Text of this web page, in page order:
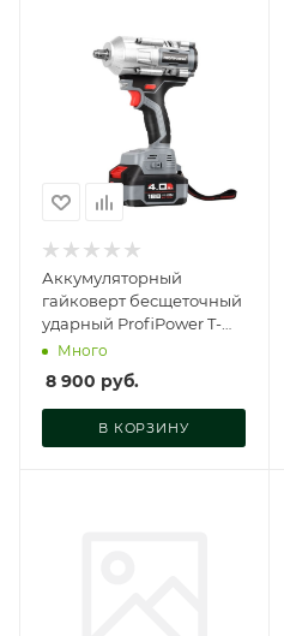
Аккумуляторный
гайковерт бесщеточный
ударный ProfiPower T-
900N (Li-ion-1шт, 4.0Ач,
900Нм, удар, E0186
Много
8 900 руб.
В КОРЗИНУ